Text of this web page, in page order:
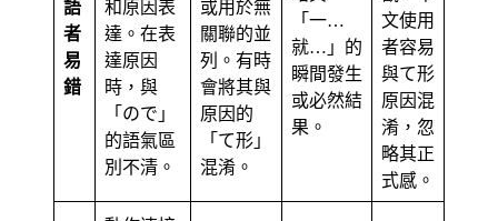
語
者
易
錯
和原因表
達。在表
達原因
時，與
「ので」
的語氣區
別不清。
或用於無
關聯的並
列。有時
會將其與
原因的
「て形」
混淆。
「一…
就…」的
瞬間發生
或必然結
果。
文使用
者容易
與て形
原因混
淆，忽
略其正
式感。